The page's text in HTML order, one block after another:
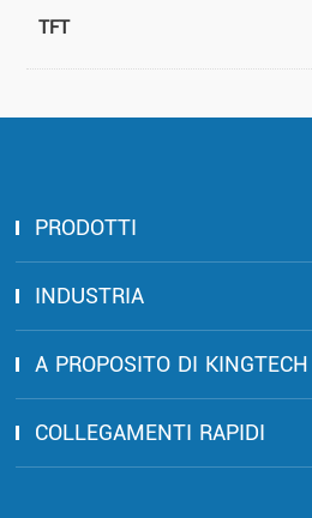
TFT
PRODOTTI
INDUSTRIA
A PROPOSITO DI KINGTECH
COLLEGAMENTI RAPIDI